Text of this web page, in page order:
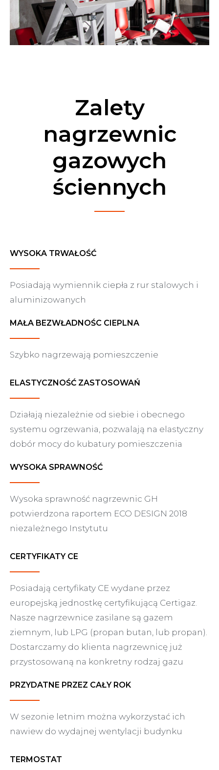
Zalety
nagrzewnic
gazowych
ściennych
WYSOKA TRWAŁOŚĆ
Posiadają wymiennik ciepła z rur stalowych i
aluminizowanych
MAŁA BEZWŁADNOŚC CIEPLNA
Szybko nagrzewają pomieszczenie
ELASTYCZNOŚĆ ZASTOSOWAŃ
Działają niezależnie od siebie i obecnego
systemu ogrzewania, pozwalają na elastyczny
dobór mocy do kubatury pomieszczenia
WYSOKA SPRAWNOŚĆ
Wysoka sprawność nagrzewnic GH
potwierdzona raportem ECO DESIGN 2018
niezależnego Instytutu
CERTYFIKATY CE
Posiadają certyfikaty CE wydane przez
europejską jednostkę certyfikującą Certigaz.
Nasze nagrzewnice zasilane są gazem
ziemnym, lub LPG (propan butan, lub propan).
Dostarczamy do klienta nagrzewnicę już
przystosowaną na konkretny rodzaj gazu
PRZYDATNE PRZEZ CAŁY ROK
W sezonie letnim można wykorzystać ich
nawiew do wydajnej wentylacji budynku
TERMOSTAT